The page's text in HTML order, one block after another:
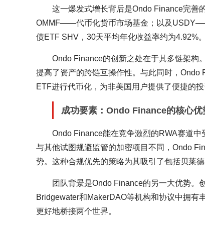
这一爆发式增长背后是Ondo Finance完
OMMF——代币化货币市场基金；以及
债ETF SHV，30天平均年化收益率约为4.92%。
Ondo Finance的创新之处在于其多链架构
提高了资产的跨链互操作性。与此同时，
ETF进行代币化，为非美国用户提供了便捷的投
成功要素：Ondo Finance的核心优
Ondo Finance能在竞争激烈的RWA赛道中
与其他试图规避监管的加密项目不同，Ondo
势。这种合规优先的策略为其吸引了包括贝莱
团队背景是Ondo Finance的另一大优势。
Bridgewater和MakerDAO等机构和协议中拥有
更好地桥接两个世界。